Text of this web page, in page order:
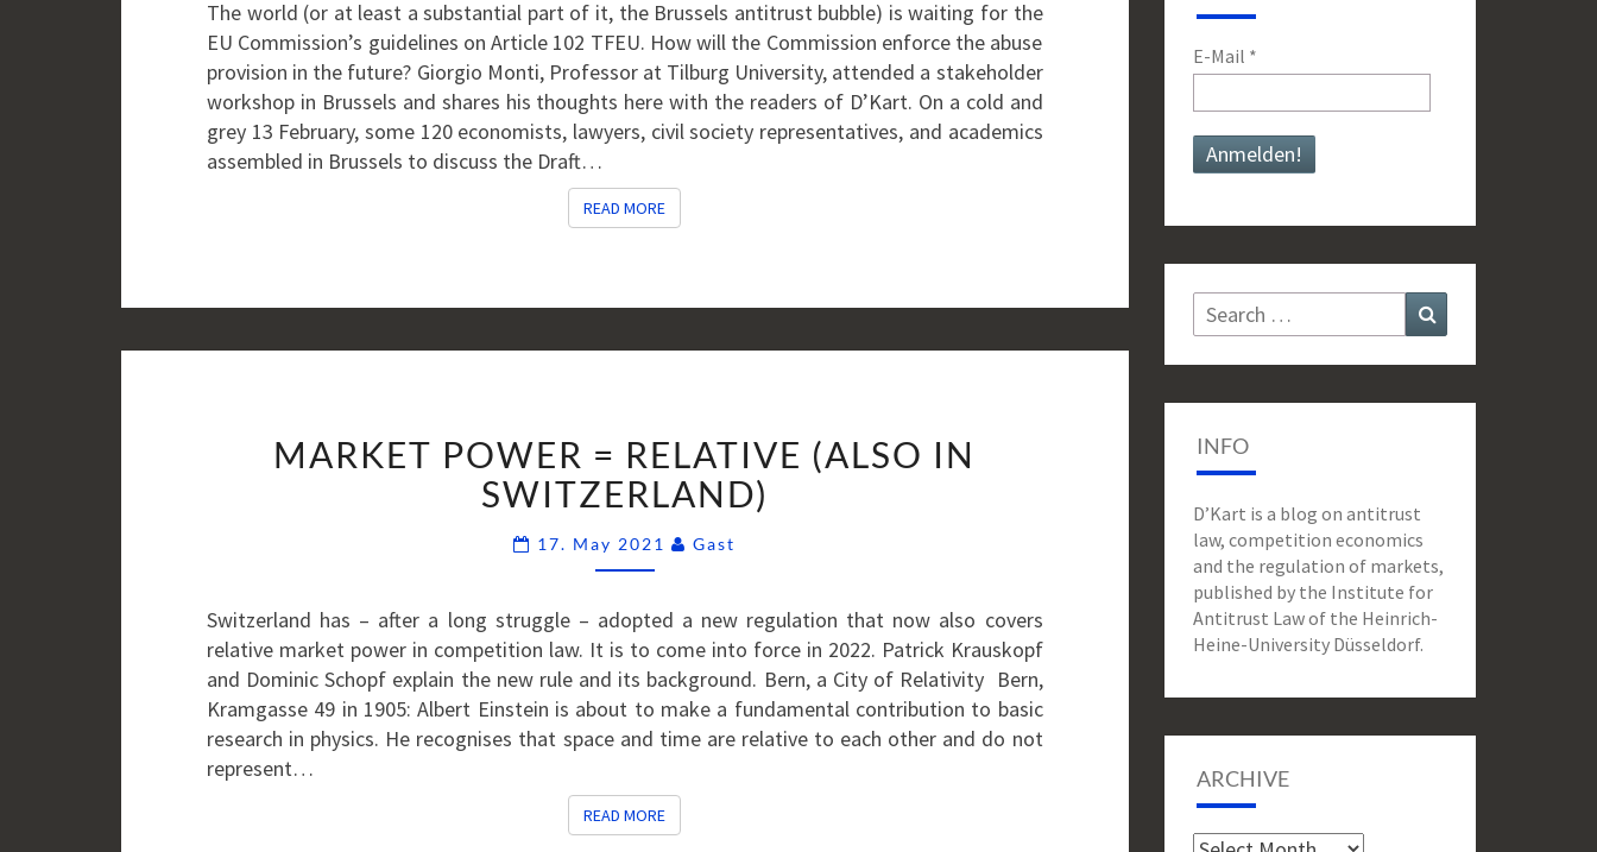
GUIDELINES
PROJECT
–
SOME
PERSONAL
The world (or at least a substantial part of it, the Brussels antitrust bubble) is waiting for the
EU Commission’s guidelines on Article 102 TFEU. How will the Commission enforce the abuse
provision in the future? Giorgio Monti, Professor at Tilburg University, attended a stakeholder
workshop in Brussels and shares his thoughts here with the readers of D’Kart. On a cold and
grey 13 February, some 120 economists, lawyers, civil society representatives, and academics
assembled in Brussels to discuss the Draft…
READ MOREREAD MORE
POWER
=
RELATIVE
(ALSO
IN
MARKET POWER = RELATIVE (ALSO IN
SWITZERLAND)
17. May 2021 Gast
Switzerland has – after a long struggle – adopted a new regulation that now also covers
relative market power in competition law. It is to come into force in 2022. Patrick Krauskopf
and Dominic Schopf explain the new rule and its background. Bern, a City of Relativity Bern,
Kramgasse 49 in 1905: Albert Einstein is about to make a fundamental contribution to basic
research in physics. He recognises that space and time are relative to each other and do not
represent…
READ MOREREAD MORE
E-Mail *
Search
for:
INFO
D’Kart is a blog on antitrust
law, competition economics
and the regulation of markets,
published by the Institute for
Antitrust Law of the Heinrich-
Heine-University Düsseldorf.
ARCHIVE
Archive